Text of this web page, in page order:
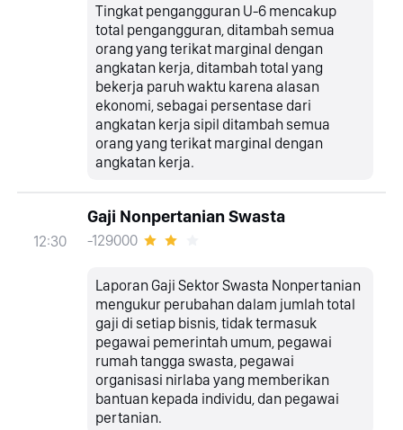
Tingkat pengangguran U-6 mencakup
total pengangguran, ditambah semua
orang yang terikat marginal dengan
angkatan kerja, ditambah total yang
bekerja paruh waktu karena alasan
ekonomi, sebagai persentase dari
angkatan kerja sipil ditambah semua
orang yang terikat marginal dengan
angkatan kerja.
12:30
Gaji Nonpertanian Swasta
-129000
Laporan Gaji Sektor Swasta Nonpertanian
mengukur perubahan dalam jumlah total
gaji di setiap bisnis, tidak termasuk
pegawai pemerintah umum, pegawai
rumah tangga swasta, pegawai
organisasi nirlaba yang memberikan
bantuan kepada individu, dan pegawai
pertanian.